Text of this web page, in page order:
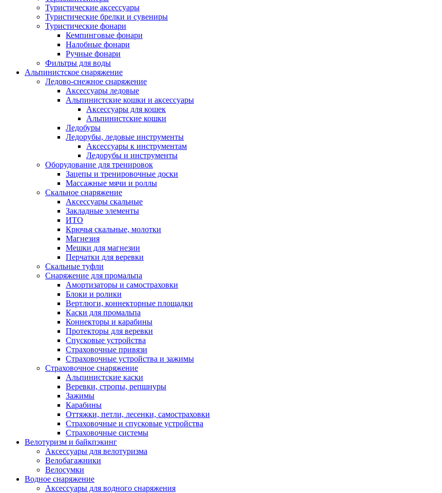
Туристические аксессуары
Туристические брелки и сувениры
Туристические фонари
Кемпинговые фонари
Налобные фонари
Ручные фонари
Фильтры для воды
Альпинистское снаряжение
Ледово-снежное снаряжение
Аксессуары ледовые
Альпинистские кошки и аксессуары
Аксессуары для кошек
Альпинистские кошки
Ледобуры
Ледорубы, ледовые инструменты
Аксессуары к инструментам
Ледорубы и инструменты
Оборудование для тренировок
Зацепы и тренировочные доски
Массажные мячи и роллы
Скальное снаряжение
Аксессуары скальные
Закладные элементы
ИТО
Крючья скальные, молотки
Магнезия
Мешки для магнезии
Перчатки для веревки
Скальные туфли
Снаряжение для промальпа
Амортизаторы и самостраховки
Блоки и ролики
Вертлюги, коннекторные площадки
Каски для промальпа
Коннекторы и карабины
Протекторы для веревки
Спусковые устройства
Страховочные привязи
Страховочные устройства и зажимы
Страховочное снаряжение
Альпинистские каски
Веревки, стропы, репшнуры
Зажимы
Карабины
Оттяжки, петли, лесенки, самостраховки
Страховочные и спусковые устройства
Страховочные системы
Велотуризм и байкпэкинг
Аксессуары для велотуризма
Велобагажники
Велосумки
Водное снаряжение
Аксессуары для водного снаряжения